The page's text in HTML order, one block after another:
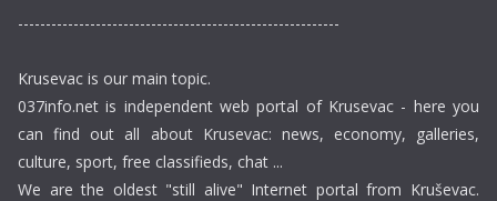
----------------------------------------------------------
Krusevac is our main topic.
037info.net is independent web portal of Krusevac - here you
can find out all about Krusevac: news, economy, galleries,
culture, sport, free classifieds, chat ...
We are the oldest "still alive" Internet portal from Kruševac.